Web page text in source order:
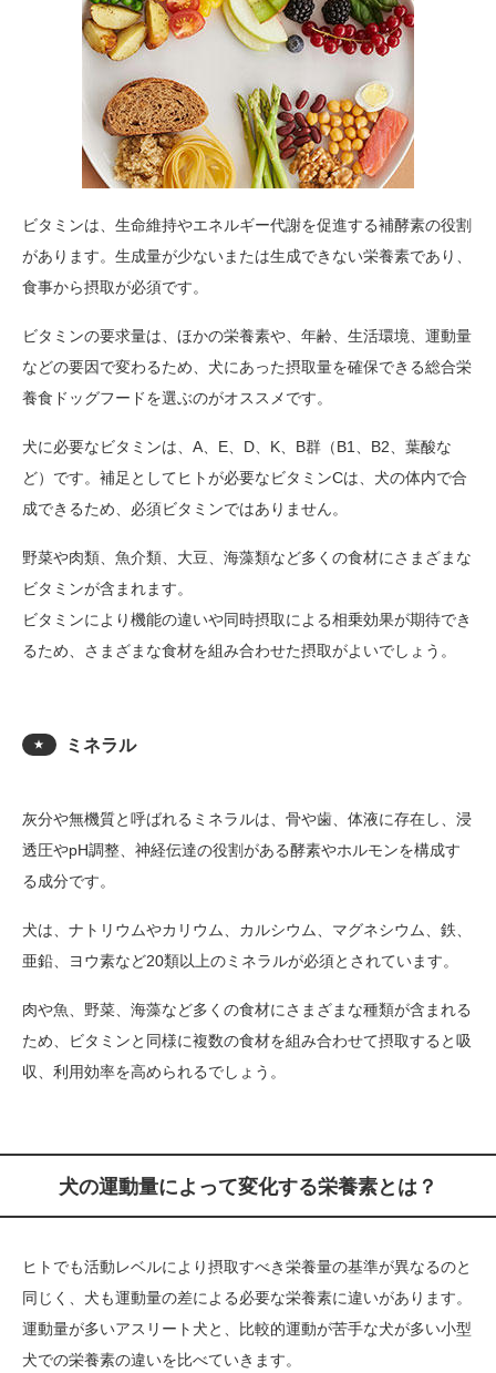
ビタミンは、生命維持やエネルギー代謝を促進する補酵素の役割
があります。生成量が少ないまたは生成できない栄養素であり、
食事から摂取が必須です。
ビタミンの要求量は、ほかの栄養素や、年齢、生活環境、運動量
などの要因で変わるため、犬にあった摂取量を確保できる総合栄
養食ドッグフードを選ぶのがオススメです。
犬に必要なビタミンは、A、E、D、K、B群（B1、B2、葉酸な
ど）です。補足としてヒトが必要なビタミンCは、犬の体内で合
成できるため、必須ビタミンではありません。
野菜や肉類、魚介類、大豆、海藻類など多くの食材にさまざまな
ビタミンが含まれます。
ビタミンにより機能の違いや同時摂取による相乗効果が期待でき
るため、さまざまな食材を組み合わせた摂取がよいでしょう。
★ ミネラル
灰分や無機質と呼ばれるミネラルは、骨や歯、体液に存在し、浸
透圧やpH調整、神経伝達の役割がある酵素やホルモンを構成す
る成分です。
犬は、ナトリウムやカリウム、カルシウム、マグネシウム、鉄、
亜鉛、ヨウ素など20類以上のミネラルが必須とされています。
肉や魚、野菜、海藻など多くの食材にさまざまな種類が含まれる
ため、ビタミンと同様に複数の食材を組み合わせて摂取すると吸
収、利用効率を高められるでしょう。
犬の運動量によって変化する栄養素とは？
ヒトでも活動レベルにより摂取すべき栄養量の基準が異なるのと
同じく、犬も運動量の差による必要な栄養素に違いがあります。
運動量が多いアスリート犬と、比較的運動が苦手な犬が多い小型
犬での栄養素の違いを比べていきます。